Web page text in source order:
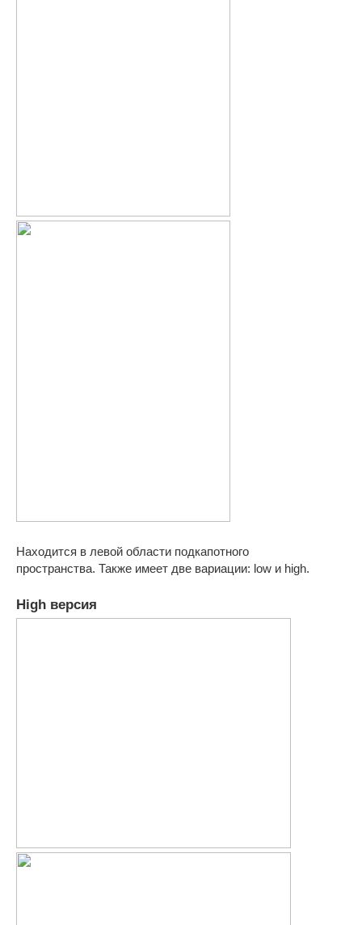
Находится в левой области подкапотного
пространства. Также имеет две вариации: low и high.
High версия